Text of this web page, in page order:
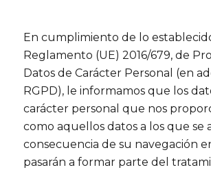
En cumplimiento de lo
Reglamento (UE) 2016/679, de
Datos de Carácter Personal (en
RGPD), le informamos que los
carácter personal que nos
como aquellos datos a los que se
consecuencia de su navegación
pasarán a formar parte del